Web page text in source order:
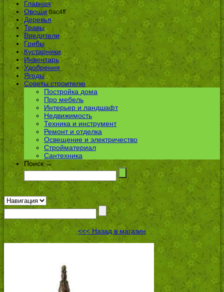
Главная
Овощи 0ac4ff
Деревья
Травы
Вредители
Грибы
Кустарники
Инвентарь
Удобрения
Ягоды
Советы строителю
Постройка дома
Про мебель
Интерьер и ландшафт
Недвижимость
Техника и инструмент
Ремонт и отделка
Освещение и электричество
Стройматериал
Сантехника
Поиск →
<<< Назад в магазин